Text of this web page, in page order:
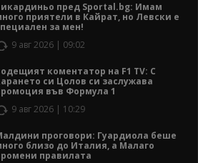
пред Sportal.bg: Имам
приятели в Кайрат, но Левски е
за мен!
9 авг 2026 | 09:02
коментатор на F1 TV: С
си Цолов си заслужава
във Формула 1
9 авг 2026 | 10:29
проговори: Гуардиола беше
близо до Италия, а Малаго
правилата